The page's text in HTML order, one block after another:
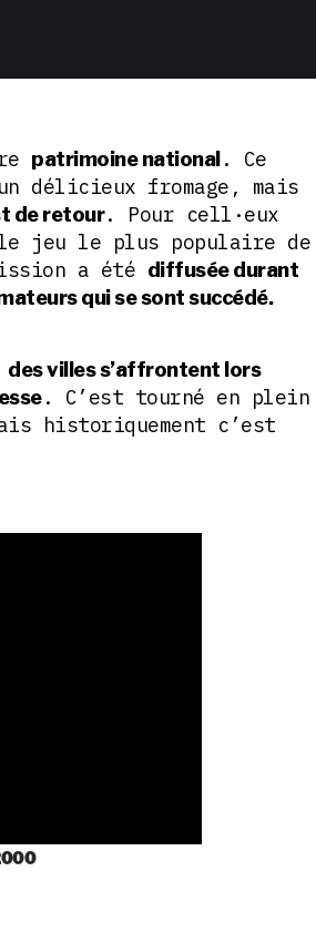
patrimoine national. Ce
délicieux fromage, mais
de retour. Pour cell·eux
jeu le plus populaire de
a été diffusée durant
qui se sont succédé.
des villes s’affrontent lors
. C’est tourné en plein
historiquement c’est